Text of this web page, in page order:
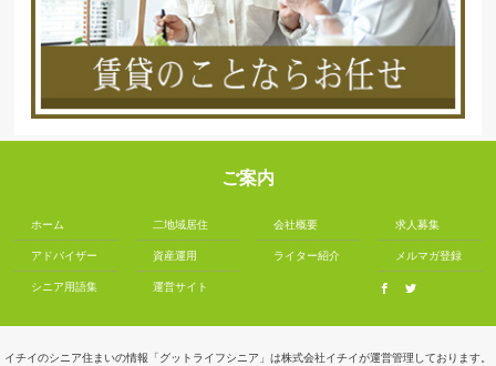
ご案内
ホーム
アドバイザー
シニア用語集
二地域居住
資産運用
運営サイト
会社概要
ライター紹介
求人募集
メルマガ登録
イチイのシニア住まいの情報「グットライフシニア」は株式会社イチイが運営管理しております。